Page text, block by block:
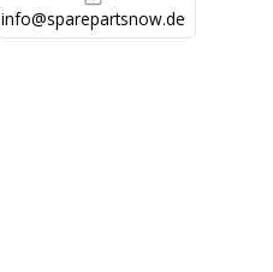
info@sparepartsnow.de